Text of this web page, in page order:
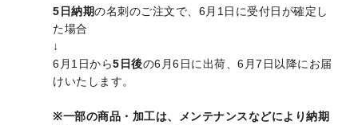
5日納期の名刺のご注文で、6月1日に受付日が確定し
た場合
↓
6月1日から5日後の6月6日に出荷、6月7日以降にお届
けいたします。
※一部の商品・加工は、メンテナンスなどにより納期